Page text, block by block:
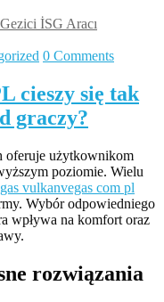
İSG Aracı
0 Comments
cieszy się tak
graczy?
oferuje użytkownikom
poziomie. Wielu
vulkanvegas com pl
Wybór odpowiedniego
wpływa na komfort oraz
rozwiązania